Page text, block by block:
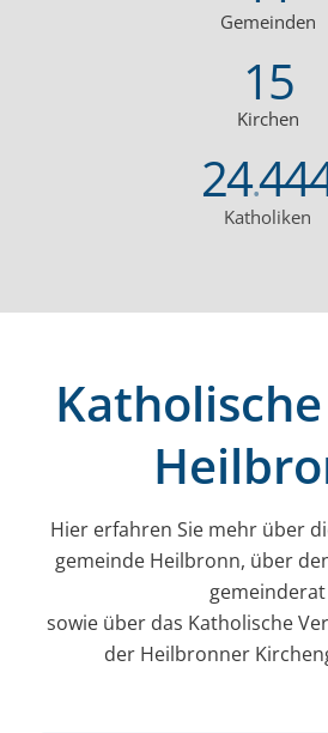
Gemeinden
15
Kirchen
24.
Katholiken
Hier erfahren Sie mehr über
gemeinde Heilbronn, über
gemeinderat
sowie über das Katholische
der Heilbronner